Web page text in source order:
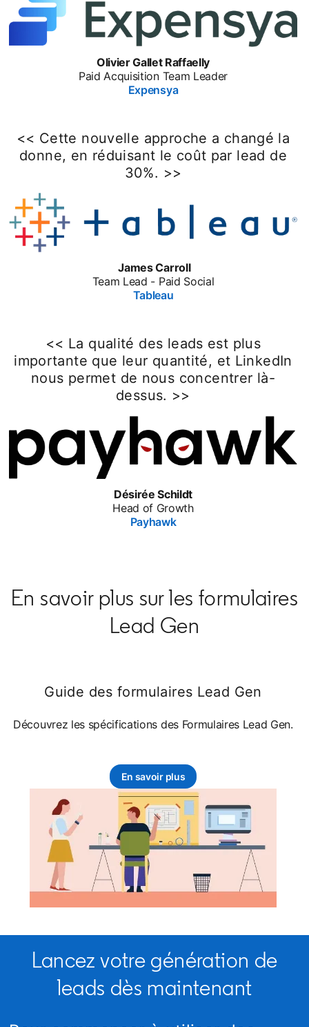
Olivier Gallet Raffaelly
Paid Acquisition Team Leader
Expensya
<< Cette nouvelle approche a changé la
donne, en réduisant le coût par lead de
30%. >>
James Carroll
Team Lead - Paid Social
Tableau
<< La qualité des leads est plus
importante que leur quantité, et LinkedIn
nous permet de nous concentrer là-
dessus. >>
Désirée Schildt
Head of Growth
Payhawk
En savoir plus sur les formulaires
Lead Gen
Guide des formulaires Lead Gen
Découvrez les spécifications des Formulaires Lead Gen.
En savoir plus
Lancez votre génération de
leads dès maintenant